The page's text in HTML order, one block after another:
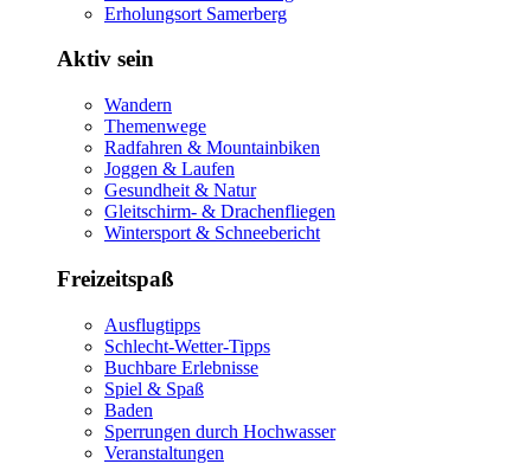
Erholungsort Samerberg
Aktiv sein
Wandern
Themenwege
Radfahren & Mountainbiken
Joggen & Laufen
Gesundheit & Natur
Gleitschirm- & Drachenfliegen
Wintersport & Schneebericht
Freizeitspaß
Ausflugtipps
Schlecht-Wetter-Tipps
Buchbare Erlebnisse
Spiel & Spaß
Baden
Sperrungen durch Hochwasser
Veranstaltungen